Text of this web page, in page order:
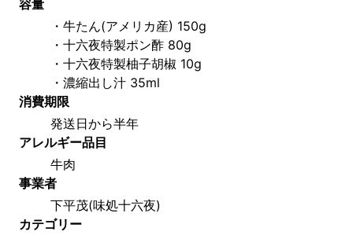
容量
・牛たん(アメリカ産) 150g
・十六夜特製ポン酢 80g
・十六夜特製柚子胡椒 10g
・濃縮出し汁 35ml
消費期限
発送日から半年
アレルギー品目
牛肉
事業者
カテゴリー